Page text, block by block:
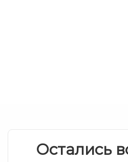
Остались